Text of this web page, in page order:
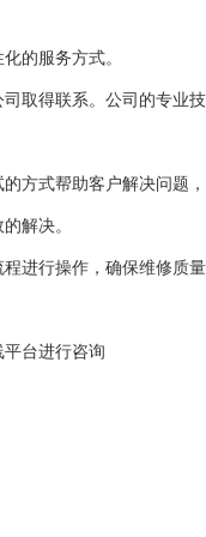
的服务方式。
取得联系。公司的专业
方式帮助客户解决问题
解决。
进行操作，确保维修质
台进行咨询